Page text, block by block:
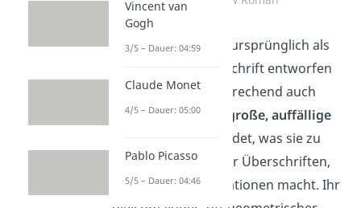
Die Grotesk wurde ursprünglich als
Plakat- und Werbeschrift entworfen
und wird dementsprechend auch
heute noch oft für
große, auffällige
verwendet, was sie zu
einer guten Wahl für Überschriften,
Logos und Präsentationen macht. Ihr
Vincent van
Gogh
3/5 – Dauer: 04:59
Claude Monet
4/5 – Dauer: 05:00
Pablo Picasso
5/5 – Dauer: 04:46